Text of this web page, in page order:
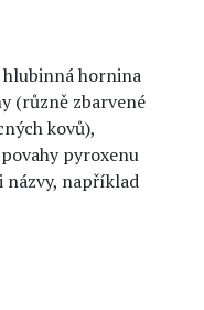
hornina
(různě zbarvené
kovů),
pyroxenu
názvy, například